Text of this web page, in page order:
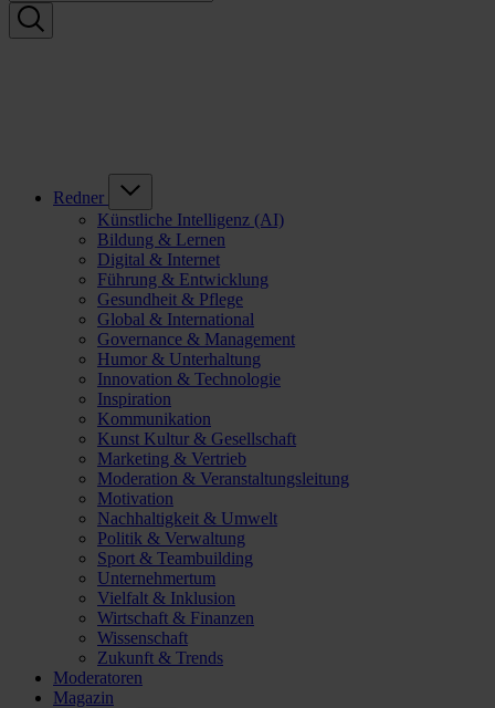
Redner
Künstliche Intelligenz (AI)
Bildung & Lernen
Digital & Internet
Führung & Entwicklung
Gesundheit & Pflege
Global & International
Governance & Management
Humor & Unterhaltung
Innovation & Technologie
Inspiration
Kommunikation
Kunst Kultur & Gesellschaft
Marketing & Vertrieb
Moderation & Veranstaltungsleitung
Motivation
Nachhaltigkeit & Umwelt
Politik & Verwaltung
Sport & Teambuilding
Unternehmertum
Vielfalt & Inklusion
Wirtschaft & Finanzen
Wissenschaft
Zukunft & Trends
Moderatoren
Magazin